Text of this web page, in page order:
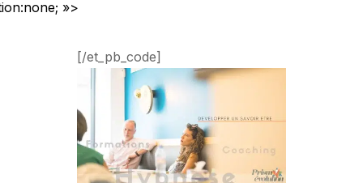
»>
[/et_pb_code]